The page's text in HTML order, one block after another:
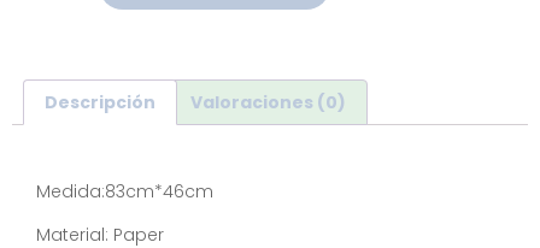
Descripción Valoraciones (0)
Medida:83cm*46cm
Material: Paper